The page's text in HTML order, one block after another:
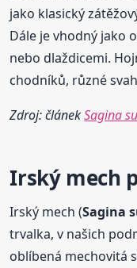
jako klasický
Dále je vhodný jako
nebo dlaždicemi.
chodníků, různé
Zdroj: článekSagina
Irský mech
Irský mech (Sagina
trvalka, v našich
oblíbená mechovitá